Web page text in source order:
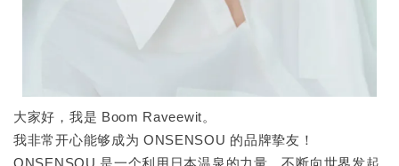
大家好，我是 Boom Raveewit。
我非常开心能够成为 ONSENSOU 的品牌挚友！
ONSENSOU 是一个利用日本温泉的力量，不断向世界发起